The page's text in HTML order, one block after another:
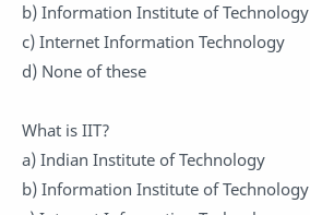
b) Information Institute of Technology
c) Internet Information Technology
d) None of these
What is IIT?
a) Indian Institute of Technology
b) Information Institute of Technology